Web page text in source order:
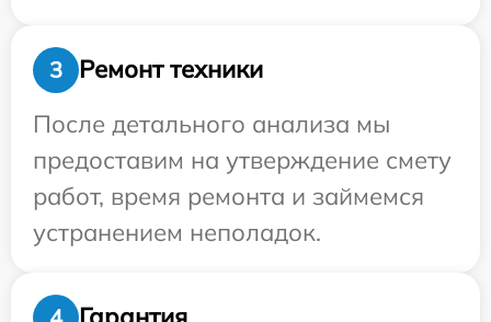
3
Ремонт техники
После детального анализа мы
предоставим на утверждение смету
работ, время ремонта и займемся
устранением неполадок.